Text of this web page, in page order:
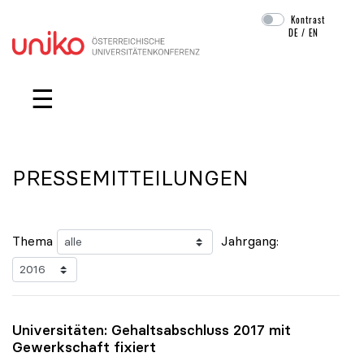
Navigation überspringen
Kontrast
DE /EN
☰
PRESSEMITTEILUNGEN
Thema Jahrgang:
Universitäten: Gehaltsabschluss 2017 mit
Gewerkschaft fixiert